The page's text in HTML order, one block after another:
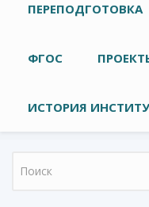
ПЕРЕПОДГОТОВКА
ФГОС
ИСТОРИЯ
Форма поиска